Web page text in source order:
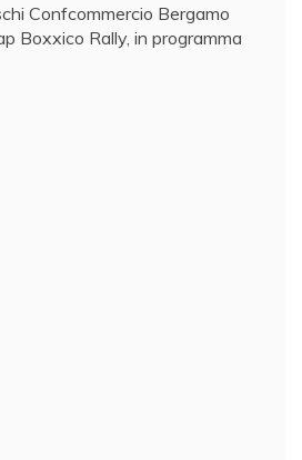
Confcommercio Bergamo
Boxxico Rally, in programma